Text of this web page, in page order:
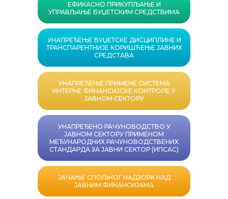
ЕФИКАСНО ПРИКУПЉАЊЕ И
УПРАВЉАЊЕ БУЏЕТСКИМ СРЕДСТВИМА
УНАПРЕЂЕЊЕ БУЏЕТСКЕ ДИСЦИПЛИНЕ И
ТРАНСПАРЕНТНИЈЕ КОРИШЋЕЊЕ ЈАВНИХ
СРЕДСТАВА
УНАПРЕЂЕЊЕ ПРИМЕНЕ СИСТЕМА
ИНТЕРНЕ ФИНАНСИЈСКЕ КОНТРОЛЕ У
ЈАВНОМ СЕКТОРУ
УНАПРЕЂЕНО РАЧУНОВОДСТВО У
ЈАВНОМ СЕКТОРУ ПРИМЕНОМ
МЕЂУНАРОДНИХ РАЧУНОВОДСТВЕНИХ
СТАНДАРДА ЗА ЈАВНИ СЕКТОР (ИПСАС)
ЈАЧАЊЕ СПОЉНОГ НАДЗОРА НАД
ЈАВНИМ ФИНАНСИЈАМА